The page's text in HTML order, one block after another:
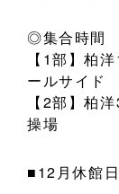
◎集合時間
【1部】柏
ールサイド
【2部】柏
操場
■12月休館